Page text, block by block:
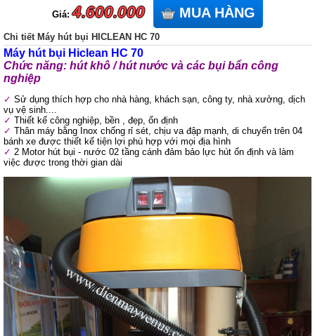
Giá:4.600.000 MUA HÀNG
Chi tiết Máy hút bụi HICLEAN HC 70
Máy hút bụi Hiclean HC 70
Chức năng: hút khô / hút nước và các bụi bẩn công
nghiệp
Sử dụng thích hợp cho nhà hàng, khách sạn, công ty, nhà xưởng, dịch
vụ vệ sinh....
Thiết kế công nghiệp, bền , đẹp, ổn định
Thân máy bằng Inox chống rỉ sét, chịu va đập mạnh, di chuyển trên 04
bánh xe được thiết kế tiện lợi phù hợp với mọi địa hình
2 Motor hút bụi - nước 02 tầng cánh đảm bảo lực hút ổn định và làm
việc được trong thời gian dài